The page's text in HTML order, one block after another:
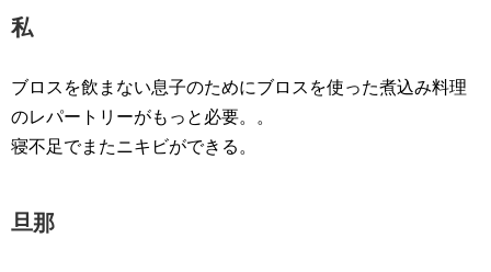
私
ブロスを飲まない息子のためにブロスを使った煮込み料理
のレパートリーがもっと必要。。
寝不足でまたニキビができる。
旦那